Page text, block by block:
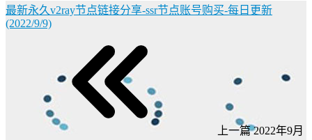
最新永久v2ray节点链接分享-ssr节点账号购买-每日更新
(2022/9/9)
上一篇 2022年9月